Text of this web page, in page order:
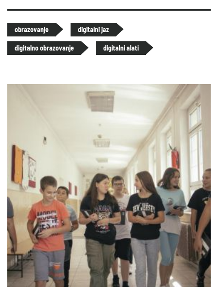
obrazovanje digitalni jaz
digitalno obrazovanje digitalni alati